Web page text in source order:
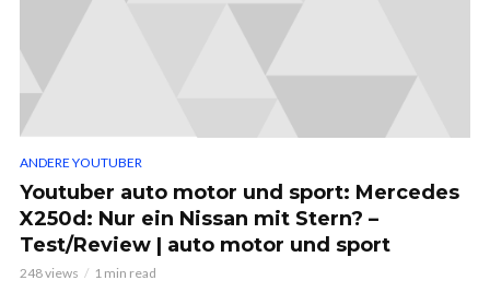
ANDERE YOUTUBER
Youtuber auto motor und sport: Mercedes
X250d: Nur ein Nissan mit Stern? –
Test/Review | auto motor und sport
248 views 1 min read